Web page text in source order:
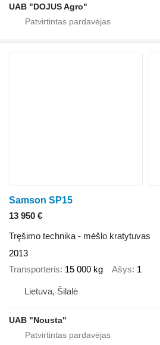
UAB "DOJUS Agro"
Samson SP15
13 950 €
Tręšimo technika - mėšlo kratytuvas
2013
Transporteris 15 000 kg Ašys 1
Lietuva, Šilalė
UAB "Nousta"